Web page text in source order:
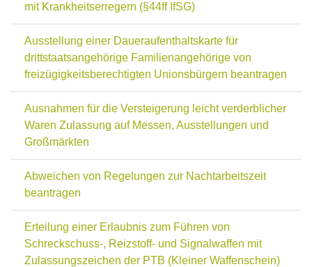
mit Krankheitserregern (§44ff IfSG)
Ausstellung einer Daueraufenthaltskarte für
drittstaatsangehörige Familienangehörige von
freizügigkeitsberechtigten Unionsbürgern beantragen
Ausnahmen für die Versteigerung leicht verderblicher
Waren Zulassung auf Messen, Ausstellungen und
Großmärkten
Abweichen von Regelungen zur Nachtarbeitszeit
beantragen
Erteilung einer Erlaubnis zum Führen von
Schreckschuss-, Reizstoff- und Signalwaffen mit
Zulassungszeichen der PTB (Kleiner Waffenschein)